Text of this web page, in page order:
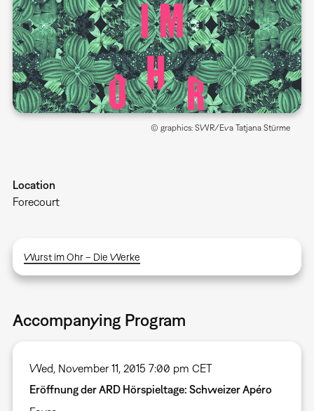
© graphics: SWR/Eva Tatjana Stürme
Location
Forecourt
Wurst im Ohr – Die Werke
Accompanying Program
Wed, November 11, 2015 7:00 pm CET
Eröffnung der ARD Hörspieltage: Schweizer Apéro